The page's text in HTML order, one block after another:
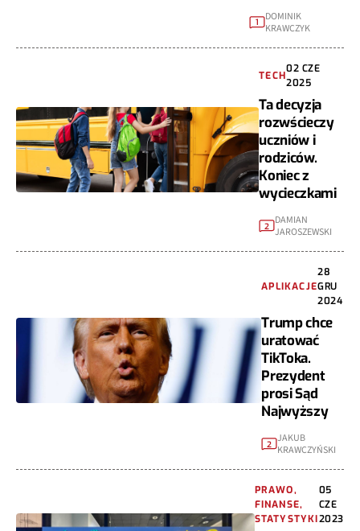
1
DOMINIK
KRAWCZYK
TECH
02 CZE
2025
Ta decyzja
rozwścieczy
uczniów i
rodziców.
Koniec z
wycieczkami
2
DAMIAN
JAROSZEWSKI
APLIKACJE
28
GRU
2024
Trump chce
uratować
TikToka.
Prezydent
prosi Sąd
Najwyższy
2 JAKUB
KRAWCZYŃSKI
PRAWO,
FINANSE,
STATYSTYKI
05
CZE
2023